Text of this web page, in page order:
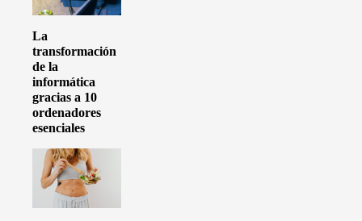
La
transformación
de la
informática
gracias a 10
ordenadores
esenciales